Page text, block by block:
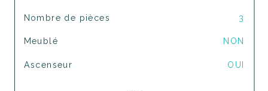
Nombre de pièces 3
Meublé NON
Ascenseur OUI